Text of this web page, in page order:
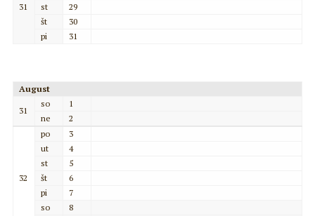
31
st
29
št
30
pi
31
August
31
so
1
ne
2
32
po
3
ut
4
st
5
št
6
pi
7
so
8